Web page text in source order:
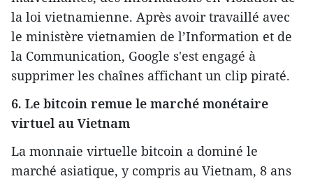
la loi vietnamienne. Après avoir travaillé avec
le ministère vietnamien de l’Information et de
la Communication, Google s'est engagé à
supprimer les chaînes affichant un clip piraté.
6. Le bitcoin remue le marché monétaire
virtuel au Vietnam
La monnaie virtuelle bitcoin a dominé le
marché asiatique, y compris au Vietnam, 8 ans